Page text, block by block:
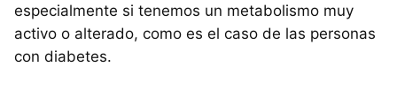
especialmente si tenemos un metabolismo muy
activo o alterado, como es el caso de las personas
con diabetes.